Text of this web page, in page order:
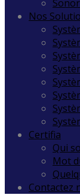
Nos
Certifia
Qui
Mot
Contactez